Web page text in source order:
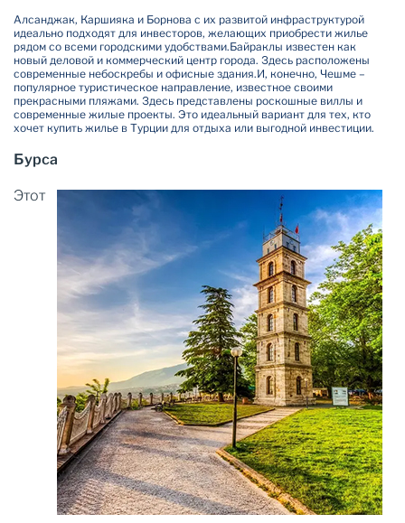
Алсанджак, Каршияка и Борнова с их развитой инфраструктурой
идеально подходят для инвесторов, желающих приобрести жилье
рядом со всеми городскими удобствами.Байраклы известен как
новый деловой и коммерческий центр города. Здесь расположены
современные небоскребы и офисные здания.И, конечно, Чешме –
популярное туристическое направление, известное своими
прекрасными пляжами. Здесь представлены роскошные виллы и
современные жилые проекты. Это идеальный вариант для тех, кто
хочет купить жилье в Турции для отдыха или выгодной инвестиции.
Бурса
Этот